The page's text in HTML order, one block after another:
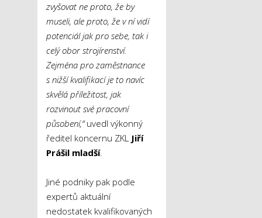
zvyšovat ne proto, že by
museli, ale proto, že v ní vidí
potenciál jak pro sebe, tak i
celý obor strojírenství.
Zejména pro zaměstnance
s nižší kvalifikací je to navíc
skvělá příležitost, jak
rozvinout své pracovní
působení,“uvedl výkonný
ředitel koncernu ZKL Jiří
Prášil mladší.
Jiné podniky pak podle
expertů aktuální
nedostatek kvalifikovaných